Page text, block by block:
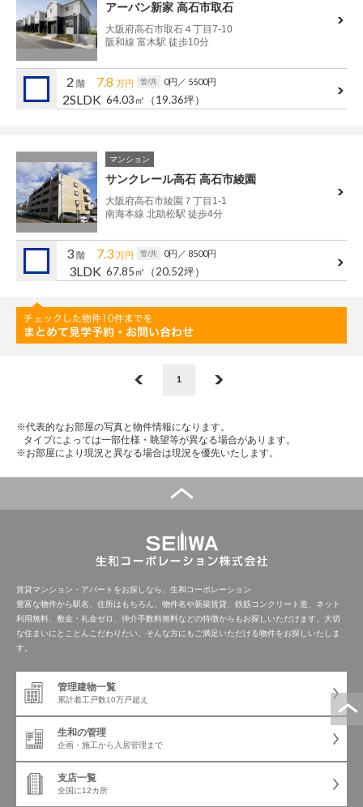
アーバン新家 高石市取石
大阪府高石市取石４丁目7-10
阪和線 富木駅 徒歩10分
2 階 7.8 万円 管/共 0円 ／ 5500円
2SLDK 64.03㎡ （19.36坪）
マンション
サンクレール高石 高石市綾園
大阪府高石市綾園７丁目1-1
南海本線 北助松駅 徒歩4分
3 階 7.3 万円 管/共 0円 ／ 8500円
3LDK 67.85㎡ （20.52坪）
1
※代表的なお部屋の写真と物件情報になります。
タイプによっては一部仕様・眺望等が異なる場合があります。
※お部屋により現況と異なる場合は現況を優先いたします。
賃貸マンション・アパートをお探しなら、生和コーポレーション
豊富な物件から駅名、住所はもちろん、物件名や新築賃貸、鉄筋コンクリート造、ネット
利用無料、敷金・礼金ゼロ、仲介手数料無料などの特徴からもお探しいただけます。大切
な住まいにとことんこだわりたい、そんな方にもご満足いただける物件をお探しいたしま
す。
管理建物一覧
累計着工戸数10万戸超え
生和の管理
企画・施工から 入居管理まで
支店一覧
全国に12カ所